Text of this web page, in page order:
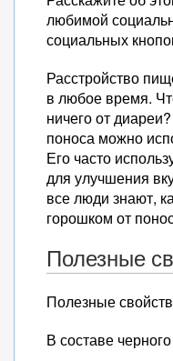
любимой
социальных
Расстройство
в любое время.
ничего от
поноса можно
Его часто
для улучшения
все люди знают,
горошком от
Полезные
Полезные
В составе